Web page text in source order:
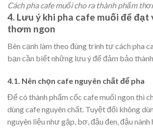
Cách pha cafe muối cho ra thành phẩm
4. Lưu ý khi pha cafe muối để đạt
thơm ngon
Bên cạnh làm theo đúng trình tự cách pha
bạn cần biết những lưu ý để đảm bảo
4.1. Nên chọn cafe nguyên chất để pha
Để có thành phẩm cốc cafe muối ngon thì
dùng cafe nguyên chất. Tuyệt đối không
nguyên liệu như gặp, bơ, đậu đen, đậu nành